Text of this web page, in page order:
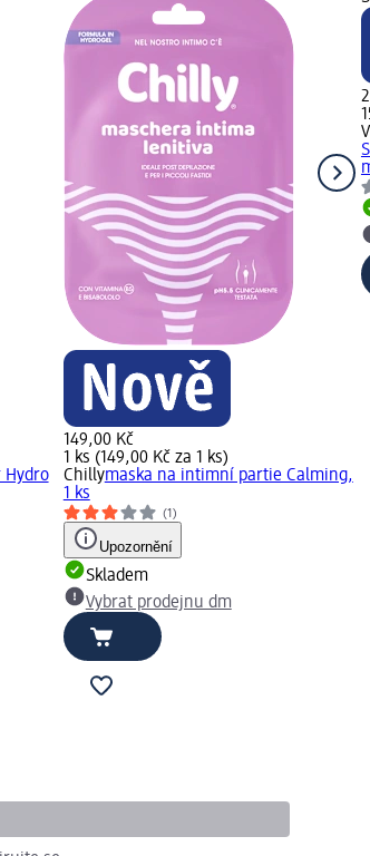
149,00 Kč
1 ks (149,00 Kč za 1 ks)
Chillymaska na intimní partie Calming,
1 ks
(1)
Upozornění
Skladem
Vybrat prodejnu dm